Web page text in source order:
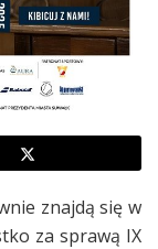
znajdą się w
za sprawą IX